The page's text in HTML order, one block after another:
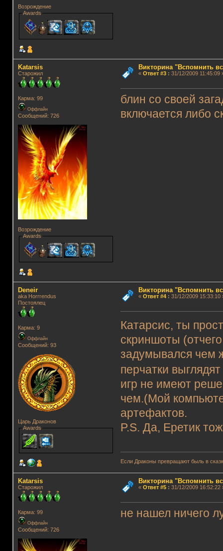
Возрождение
Awards
Katarsis
Старожил
Карма: 99
Оффлайн
Сообщений: 726
Возрождение
Awards
Викторина "Вспомнить
« Ответ #3: 31/12/2009 11:45:09
блин со своей
включается либо
Deneir
aka Horrrendus
Постоялец
Карма: 9
Оффлайн
Сообщений: 93
Царь Драконов
Awards
Викторина "Вспомнить
« Ответ #4: 31/12/2009 15:33:10
Катарсис, ты
скриншоты
задумывался чем
перчатки
игр не имеют
чем.(Мой
артефактов.
P.S. Да, Еретик
Если Драконы превращают быль в
Katarsis
Старожил
Карма: 99
Оффлайн
Сообщений: 726
Викторина "Вспомнить
« Ответ #5: 31/12/2009 16:52:22
не нашел ничего